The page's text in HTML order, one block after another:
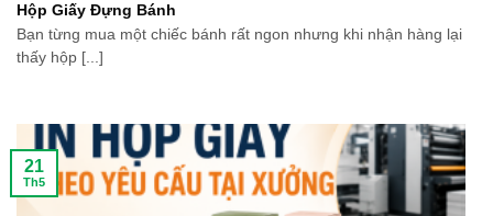
Hộp Giấy Đựng Bánh
Bạn từng mua một chiếc bánh rất ngon nhưng khi nhận hàng lại
thấy hộp [...]
21
Th5